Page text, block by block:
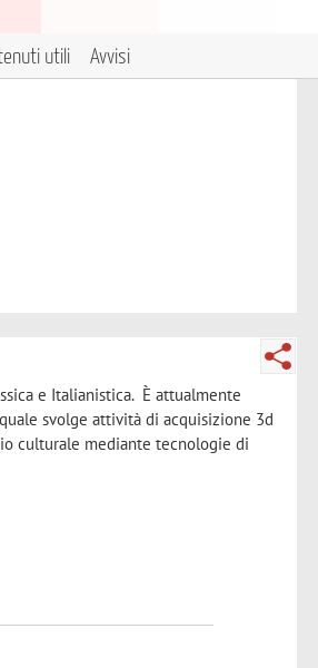
utili Avvisi
e Italianistica. È attualmente
svolge attività di acquisizione 3d
culturale mediante tecnologie di